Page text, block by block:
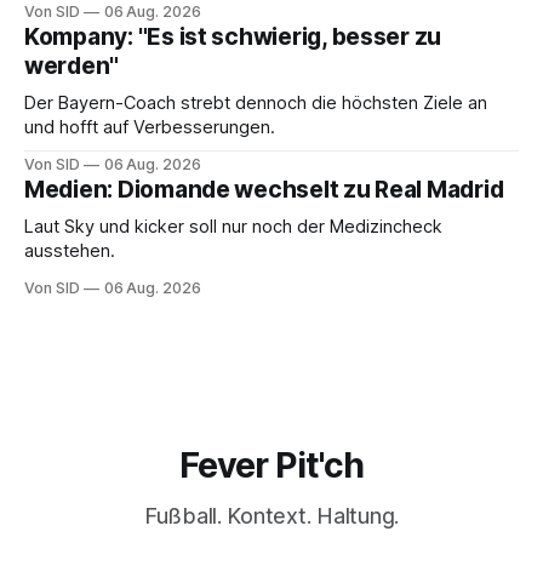
Von SID 06 Aug. 2026
Kompany: "Es ist schwierig, besser zu
werden"
Der Bayern-Coach strebt dennoch die höchsten Ziele an
und hofft auf Verbesserungen.
Von SID 06 Aug. 2026
Medien: Diomande wechselt zu Real Madrid
Laut Sky und kicker soll nur noch der Medizincheck
ausstehen.
Von SID 06 Aug. 2026
Fever Pit'ch
Fußball. Kontext. Haltung.